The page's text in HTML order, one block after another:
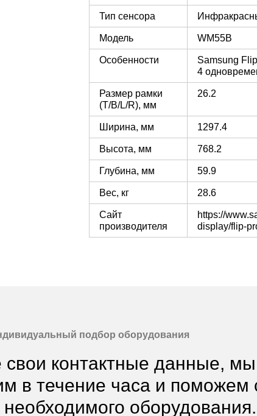
Тип сенсора
Модель WM55B
Особенности
Samsung
4
Размер рамки
(T/B/L/R), мм
26.2
Ширина, мм 1297.4
Высота, мм 768.2
Глубина, мм 59.9
Вес, кг 28.6
Сайт
производителя
https://
display/flip-
подбор оборудования
свои контактные данные, мы
в течение часа и поможем
оборудования.